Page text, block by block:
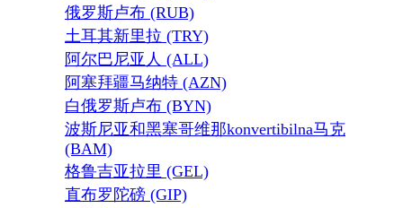
俄罗斯卢布 (RUB)
土耳其新里拉 (TRY)
阿尔巴尼亚人 (ALL)
阿塞拜疆马纳特 (AZN)
白俄罗斯卢布 (BYN)
波斯尼亚和黑塞哥维那konvertibilna马克
(BAM)
格鲁吉亚拉里 (GEL)
直布罗陀磅 (GIP)